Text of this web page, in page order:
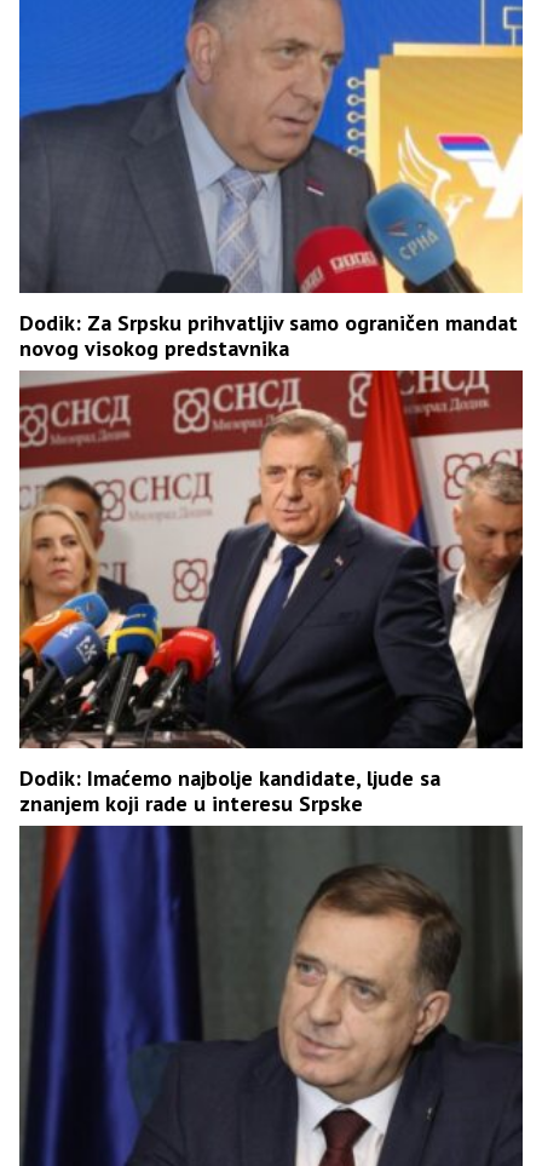
Dodik: Za Srpsku prihvatljiv samo ograničen mandat
novog visokog predstavnika
Dodik: Imaćemo najbolje kandidate, ljude sa
znanjem koji rade u interesu Srpske